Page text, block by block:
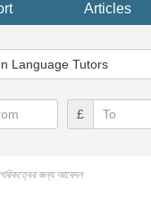
Articles
Language Tutors
£
জন্য আবেদন